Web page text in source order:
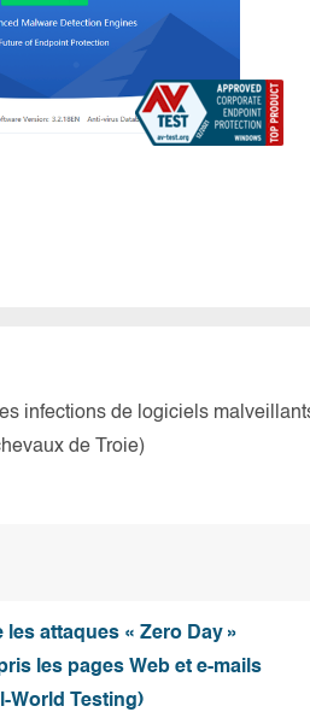
infections de logiciels
de Troie)
attaques « Zero Day »
les pages Web et e-mails
World Testing)